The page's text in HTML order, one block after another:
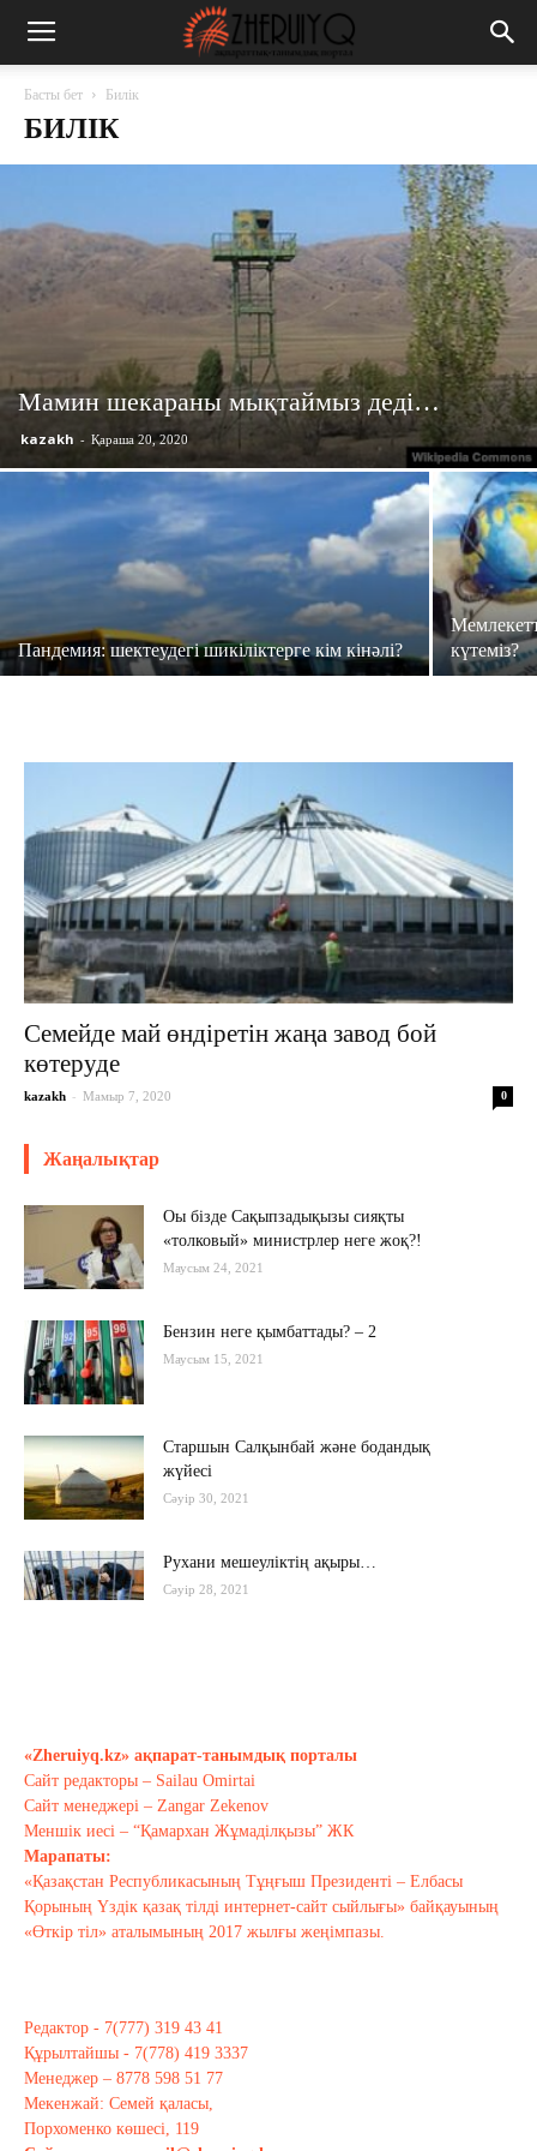
Басты бет Билік
БИЛІК
Мамин шекараны мықтаймыз деді…
kazakh - Қараша 20, 2020
Пандемия: шектеудегі шикіліктерге кім кінәлі?
күтеміз?
Семейде май өндіретін жаңа завод бой
көтеруде
kazakh - Мамыр 7, 2020 0
Жаңалықтар
Оы бізде Сақыпзадықызы сияқты
«толковый» министрлер неге жоқ?!
Маусым 24, 2021
Бензин неге қымбаттады? – 2
Маусым 15, 2021
Старшын Салқынбай және бодандық
жүйесі
Сәуір 30, 2021
Рухани мешеуліктің ақыры…
Сәуір 28, 2021
Тағы оқу
«Zheruiyq.kz» ақпарат-танымдық порталы
Сайт редакторы – Sailau Omirtai
Сайт менеджері – Zangar Zekenov
Меншік иесі – “Қамархан Жұмаділқызы” ЖК
Марапаты:
«Қазақстан Республикасының Тұңғыш Президенті – Елбасы
Қорының Үздік қазақ тілді интернет-сайт сыйлығы» байқауының
«Өткір тіл» аталымының 2017 жылғы жеңімпазы.
Редактор - 7(777) 319 43 41
Құрылтайшы - 7(778) 419 3337
Менеджер – 8778 598 51 77
Мекенжай: Семей қаласы,
Порхоменко көшесі, 119